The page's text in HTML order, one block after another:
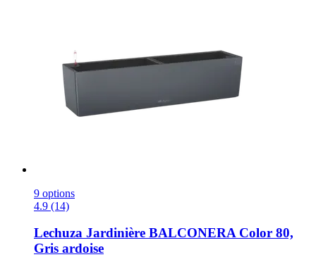
9 options
4.9 (14)
Lechuza Jardinière BALCONERA Color 80,
Gris ardoise